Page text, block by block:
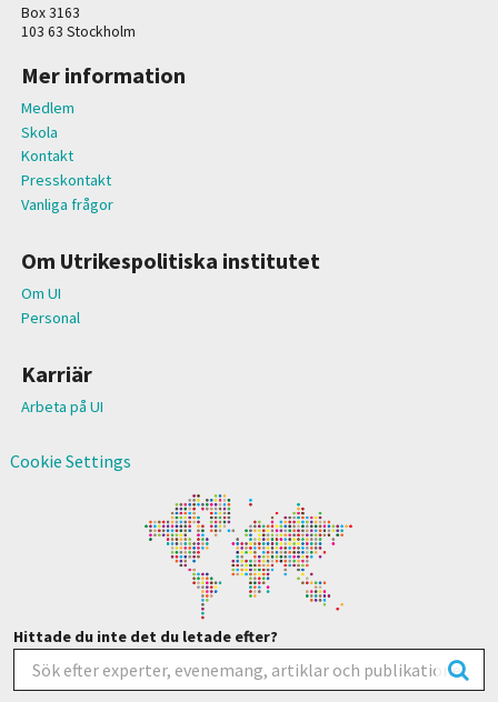
Box 3163
103 63 Stockholm
Mer information
Medlem
Skola
Kontakt
Presskontakt
Vanliga frågor
Om Utrikespolitiska institutet
Om UI
Personal
Karriär
Arbeta på UI
Cookie Settings
Hittade du inte det du letade efter?